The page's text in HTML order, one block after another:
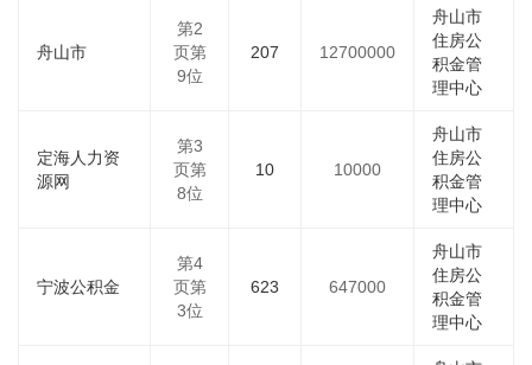
舟山市
第2
页第
9位
207 12700000
舟山市
住房公
积金管
理中心
定海人力资
源网
第3
页第
8位
10 10000
舟山市
住房公
积金管
理中心
宁波公积金
第4
页第
3位
623 647000
舟山市
住房公
积金管
理中心